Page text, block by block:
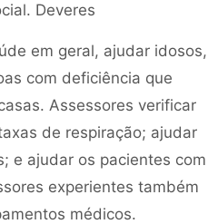
Deveres
em geral, ajudar idosos,
com deficiência que
Assessores verificar
de respiração; ajudar
e ajudar os pacientes com
experientes também
médicos.